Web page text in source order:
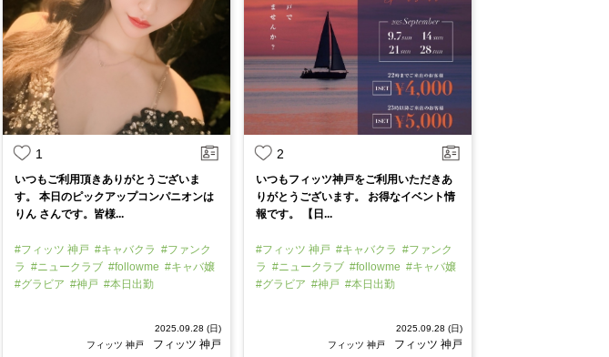
1
いつもご利用頂きありがとうございま
す。 本日のピックアップコンパニオンは
りん さんです。皆様...
#フィッツ 神戸 #キャバクラ #ファンク
ラ #ニュークラブ #followme #キャバ嬢
#グラビア #神戸 #本日出勤
2025.09.28 (日)
フィッツ 神戸
フィッツ 神戸
2
いつもフィッツ神戸をご利用いただきあ
りがとうございます。 お得なイベント情
報です。 【日...
#フィッツ 神戸 #キャバクラ #ファンク
ラ #ニュークラブ #followme #キャバ嬢
#グラビア #神戸 #本日出勤
2025.09.28 (日)
フィッツ 神戸
フィッツ 神戸